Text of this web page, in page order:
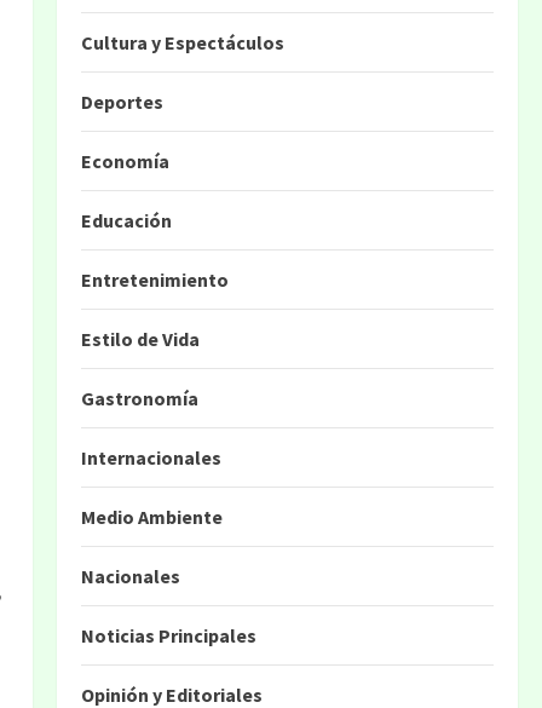
Cultura y Espectáculos
Deportes
Economía
Educación
Entretenimiento
Estilo de Vida
Gastronomía
Internacionales
Medio Ambiente
Nacionales
Noticias Principales
Opinión y Editoriales